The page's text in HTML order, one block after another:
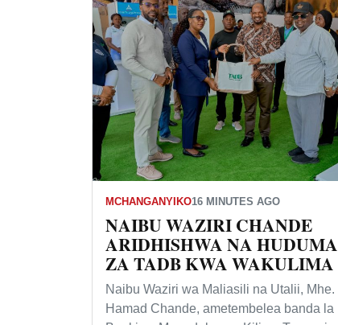
MCHANGANYIKO16 MINUTES AGO
NAIBU WAZIRI CHANDE
ARIDHISHWA NA HUDUMA
ZA TADB KWA WAKULIMA
Naibu Waziri wa Maliasili na Utalii, Mhe.
Hamad Chande, ametembelea banda la